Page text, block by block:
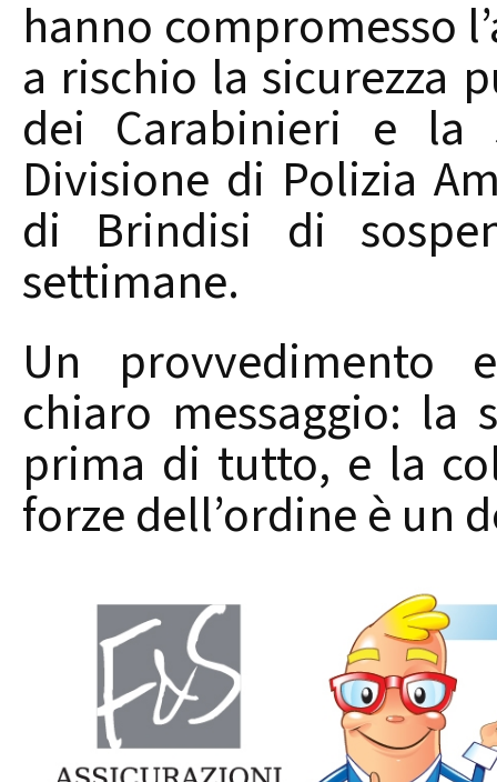
hanno compromesso
a rischio la sicurezza
dei Carabinieri e la
Divisione di Polizia
di Brindisi di
settimane.
Un provvedimento
chiaro messaggio: la
prima di tutto, e la
forze dell’ordine è un